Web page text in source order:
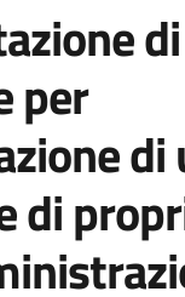
di
per
di
di